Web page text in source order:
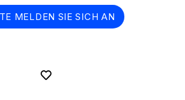
MELDEN SIE SICH AN